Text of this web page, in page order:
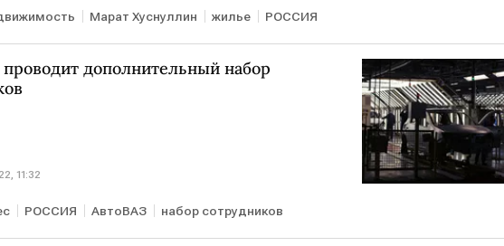
Марат Хуснуллин жилье РОССИЯ
дополнительный набор
11:32
РОССИЯ АвтоВАЗ набор сотрудников